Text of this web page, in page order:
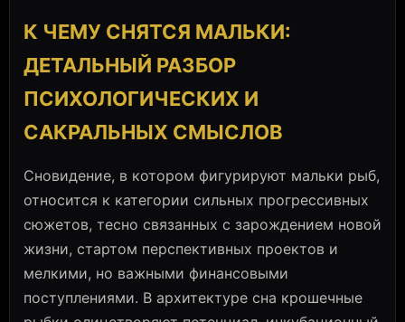
К ЧЕМУ СНЯТСЯ МАЛЬКИ:
ДЕТАЛЬНЫЙ РАЗБОР
ПСИХОЛОГИЧЕСКИХ И
САКРАЛЬНЫХ СМЫСЛОВ
Сновидение, в котором фигурируют мальки рыб,
относится к категории сильных прогрессивных
сюжетов, тесно связанных с зарождением новой
жизни, стартом перспективных проектов и
мелкими, но важными финансовыми
поступлениями. В архитектуре сна крошечные